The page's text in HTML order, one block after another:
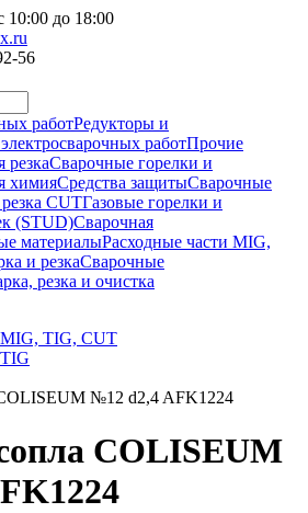
до 18:00
56
работРедукторы и
работПрочие
резкаСварочные горелки и
химияСредства защитыСварочные
CUTГазовые горелки и
(STUD)Сварочная
материалыРасходные части MIG,
и резкаСварочные
резка и очистка
MIG, TIG, CUT
№12 d2,4 AFK1224
COLISEUM